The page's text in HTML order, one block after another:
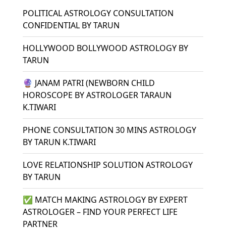
POLITICAL ASTROLOGY CONSULTATION
CONFIDENTIAL BY TARUN
HOLLYWOOD BOLLYWOOD ASTROLOGY BY
TARUN
🔮 JANAM PATRI (NEWBORN CHILD
HOROSCOPE BY ASTROLOGER TARAUN
K.TIWARI
PHONE CONSULTATION 30 MINS ASTROLOGY
BY TARUN K.TIWARI
LOVE RELATIONSHIP SOLUTION ASTROLOGY
BY TARUN
✅ MATCH MAKING ASTROLOGY BY EXPERT
ASTROLOGER – FIND YOUR PERFECT LIFE
PARTNER